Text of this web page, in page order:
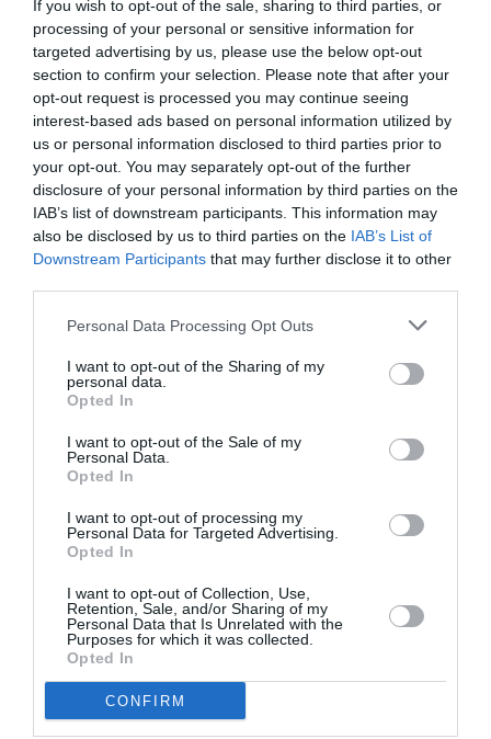
If you wish to opt-out of the sale, sharing to third parties, or
processing of your personal or sensitive information for
targeted advertising by us, please use the below opt-out
section to confirm your selection. Please note that after your
opt-out request is processed you may continue seeing
interest-based ads based on personal information utilized by
us or personal information disclosed to third parties prior to
your opt-out. You may separately opt-out of the further
disclosure of your personal information by third parties on the
IAB’s list of downstream participants. This information may
also be disclosed by us to third parties on the IAB’s List of
Downstream Participants that may further disclose it to other
Personal Data Processing Opt Outs
I want to opt-out of the Sharing of my
personal data.
Opted In
I want to opt-out of the Sale of my
Personal Data.
Opted In
I want to opt-out of processing my
Personal Data for Targeted Advertising.
Opted In
I want to opt-out of Collection, Use,
Retention, Sale, and/or Sharing of my
Personal Data that Is Unrelated with the
Purposes for which it was collected.
Opted In
CONFIRM
Το Ελληνικό Σχέδιο με την επιλογή του να θέσει στο
επίκεντρο του φετινού καλλιτεχνικού του
προγράμματος το ρεμπέτικο τραγούδι και την
πραγματοποίηση σειράς συναυλιών στο Μικρό Παλλάς,
επιχειρεί την επανεκκίνηση του. Από το ίδιο σημείο
όμως που το πήρε η γενιά του Χατζιδάκι προς άλλες
πιθανόν κατευθύνσεις, αναζητώντας τις παλαιές πηγές
δύναμης και αλήθειας στο σήμερα. Πρόκειται για
παραγγελίες έργων που εντάσσονται στον πυρήνα της
φιλοσοφίας του, δηλαδή την ανάδειξη και προώθηση
υποστηρίζονται από το
Ίδρυμα Ωνάση
Βερόνικα Δαβάκη
Συντελεστές
Ανέκδοτα τραγούδια Παναγιώτη Τούντα
Διονύσης Καψάλης, Γιώργος Κοροπούλης,
Κώστας Φασουλάς, Δημήτρης Παπαδημητρίου,
Βερόνικα Δαβάκη
Μουσικοί:
Μανόλης Πάππος
Γιάννης Ζευγώλης– βιολί
Κώστας Κωστάκης– κιθάρα